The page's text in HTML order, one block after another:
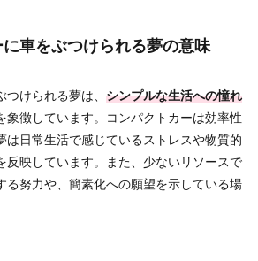
車をぶつけられる夢の意味
けられる夢は、 シンプルな生活への憧れ
象徴しています。コンパクトカーは効率性
は日常生活で感じているストレスや物質的
反映しています。また、少ないリソースで
る努力や、簡素化への願望を示している場